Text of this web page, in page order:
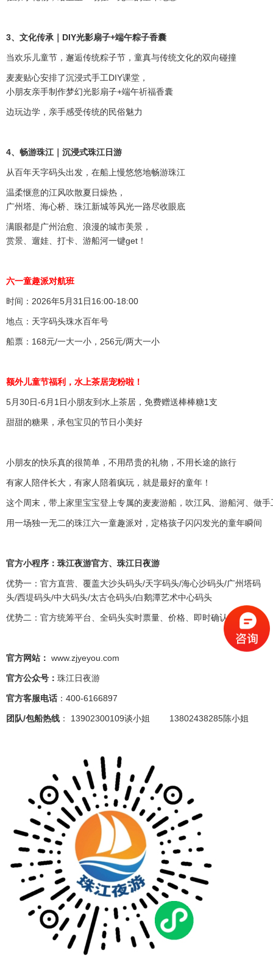
3、文化传承｜DIY光影扇子+端午粽子香囊
当欢乐儿童节，邂逅传统粽子节， 童真与传统文化的双向碰撞
麦麦贴心安排了沉浸式手工DIY课堂，
小朋友亲手制作梦幻光影扇子+端午祈福香囊
边玩边学，亲手感受传统的民俗魅力
4、畅游珠江｜沉浸式珠江日游
从百年天字码头出发， 在船上慢悠悠地畅游珠江
温柔惬意的江风吹散夏日燥热，
广州塔、海心桥、珠江新城等风光一路尽收眼底
满眼都是广州治愈、浪漫的城市美景，
赏景、遛娃、打卡、游船河一键get！
六一童趣派对航班
时间：2026年5月31日16:00-18:00
地点：天字码头珠水百年号
船票：168元/一大一小，256元/两大一小
额外儿童节福利，水上茶居宠粉啦！
5月30日-6月1日小朋友到水上茶居，免费赠送棒棒糖1支
甜甜的糖果，承包宝贝的节日小美好
小朋友的快乐真的很简单，不用昂贵的礼物，不用长途的旅行
有家人陪伴长大，有家人陪着疯玩，就是最好的童年！
这个周末，带上家里宝宝登上专属的麦麦游船，吹江风、游船河、做
用一场独一无二的珠江六一童趣派对，定格孩子闪闪发光的童年瞬间
官方小程序：珠江夜游官方、珠江日夜游
优势一：官方直营、覆盖大沙头码头/天字码头/海心沙码头/广州塔码
头/西堤码头/中大码头/太古仓码头/白鹅潭艺术中心码头
优势二：官方统筹平台、全码头实时票量、价格、即时确认
官方网站： www.zjyeyou.com
官方公众号： 珠江日夜游
官方客服电话 ：400-6166897
团队/包船热线 ： 13902300109谈小姐 13802438285陈小姐